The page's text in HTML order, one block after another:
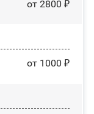
от 2800 ₽
от 1000 ₽